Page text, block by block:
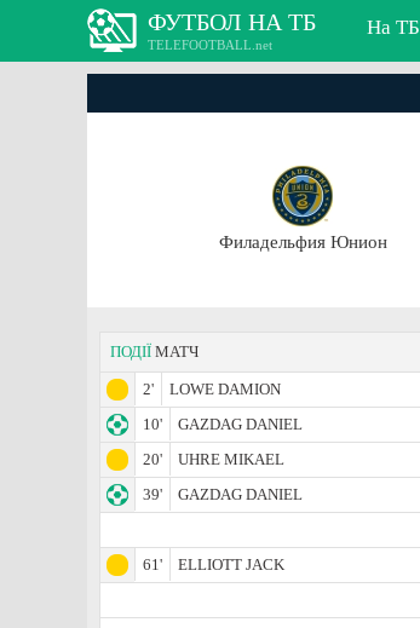
ФУТБОЛ НА ТБ
TELEFOOTBALL.net
На ТБ
Филадельфия Юнион
ПОДІЇ МАТЧ
2'
LOWE DAMION
10'
GAZDAG DANIEL
20'
UHRE MIKAEL
39'
GAZDAG DANIEL
61'
ELLIOTT JACK